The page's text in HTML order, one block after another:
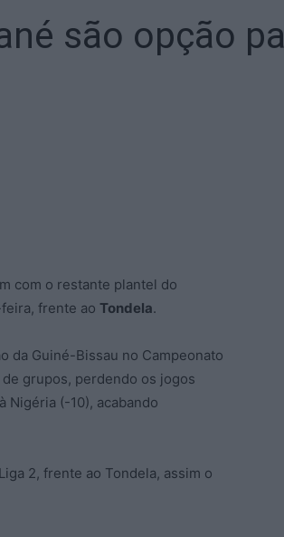
são opção
com o restante plantel do
frente ao Tondela.
da Guiné-Bissau no Campeonato
de grupos, perdendo os jogos
Nigéria (-10), acabando
2, frente ao Tondela, assim o